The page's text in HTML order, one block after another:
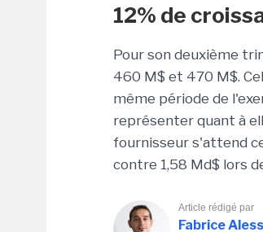
12% de
Pour son deuxième
460 M$ et 470 M$.
même période de
représenter quant à
fournisseur s'attend
contre 1,58 Md$ lors
Article rédigé par
Fabrice